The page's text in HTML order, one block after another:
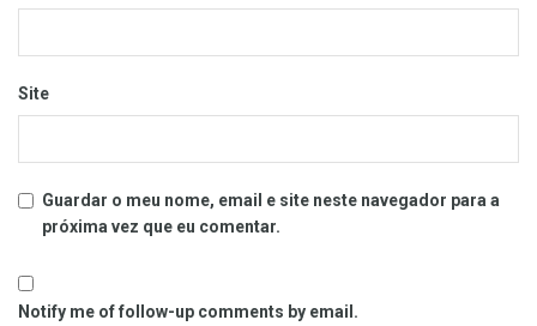
Site
Guardar o meu nome, email e site neste navegador para a
próxima vez que eu comentar.
Notify me of follow-up comments by email.